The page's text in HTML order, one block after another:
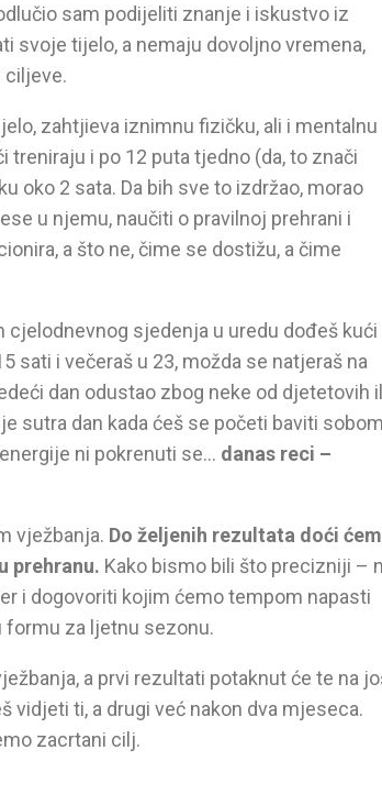
sam podijeliti znanje i iskustvo iz
svoje tijelo, a nemaju dovoljno vremena,
ciljeve.
zahtjieva iznimnu fizičku, ali i mentalnu
i po 12 puta tjedno (da, to znači
oko 2 sata. Da bih sve to izdržao, morao
u njemu, naučiti o pravilnoj prehrani i
a što ne, čime se dostižu, a čime
cjelodnevnog sjedenja u uredu dođeš kući
sati i večeraš u 23, možda se natjeraš na
dan odustao zbog neke od djetetovih
sutra dan kada ćeš se početi baviti
ni pokrenuti se… danas reci –
vježbanja. Do željenih rezultata doći
prehranu. Kako bismo bili što precizniji –
i dogovoriti kojim ćemo tempom napasti
formu za ljetnu sezonu.
a prvi rezultati potaknut će te na
vidjeti ti, a drugi već nakon dva mjeseca.
zacrtani cilj.